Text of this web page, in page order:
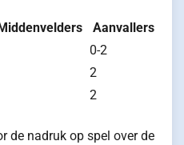
Middenvelders
Aanvallers
0-2
2
2
de nadruk op spel over de